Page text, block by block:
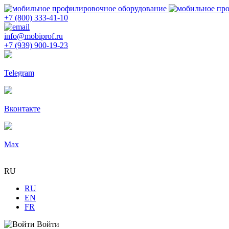
+7 (800) 333-41-10
info@mobiprof.ru
+7 (939) 900-19-23
Telegram
Вконтакте
Max
RU
RU
EN
FR
Войти